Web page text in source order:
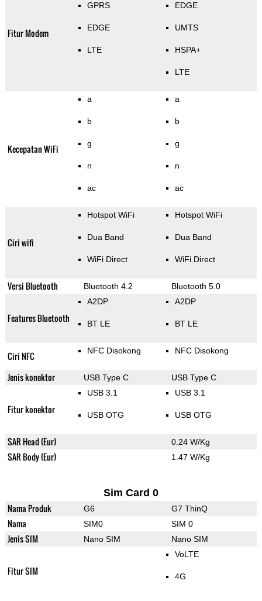
Fitur Modem
GPRS
EDGE
LTE
EDGE
UMTS
HSPA+
LTE
Kecepatan WiFi
a
b
g
n
ac
a
b
g
n
ac
Ciri wifi
Hotspot WiFi
Dua Band
WiFi Direct
Hotspot WiFi
Dua Band
WiFi Direct
Versi Bluetooth Bluetooth 4.2 Bluetooth 5.0
Features Bluetooth
A2DP
BT LE
A2DP
BT LE
Ciri NFC NFC Disokong NFC Disokong
Jenis konektor USB Type C USB Type C
Fitur konektor
USB 3.1
USB OTG
USB 3.1
USB OTG
SAR Head (Eur) 0.24 W/Kg
SAR Body (Eur) 1.47 W/Kg
Sim Card 0
Nama Produk G6 G7 ThinQ
Nama SIM0 SIM 0
Jenis SIM Nano SIM Nano SIM
Fitur SIM
VoLTE
4G